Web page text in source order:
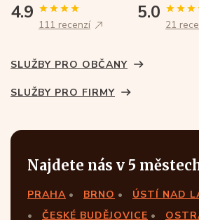
4.9
111 recenzí
5.0
21
SLUŽBY PRO OBČANY
SLUŽBY PRO FIRMY
Najdete nás v 5
PRAHA BRNO
ÚSTÍ NAD
ČESKÉ BUDĚJOVICE